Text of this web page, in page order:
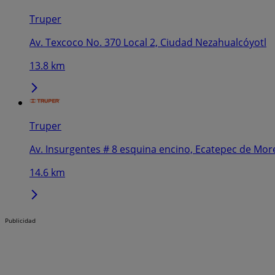
Truper
Av. Texcoco No. 370 Local 2, Ciudad Nezahualcóyotl
13.8 km
Truper
Av. Insurgentes # 8 esquina encino, Ecatepec de
14.6 km
Publicidad